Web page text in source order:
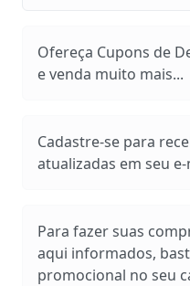
Ofereça Cupons de
e venda muito mais...
Cadastre-se para
atualizadas em seu e-
Para fazer suas
aqui informados,
promocional no seu